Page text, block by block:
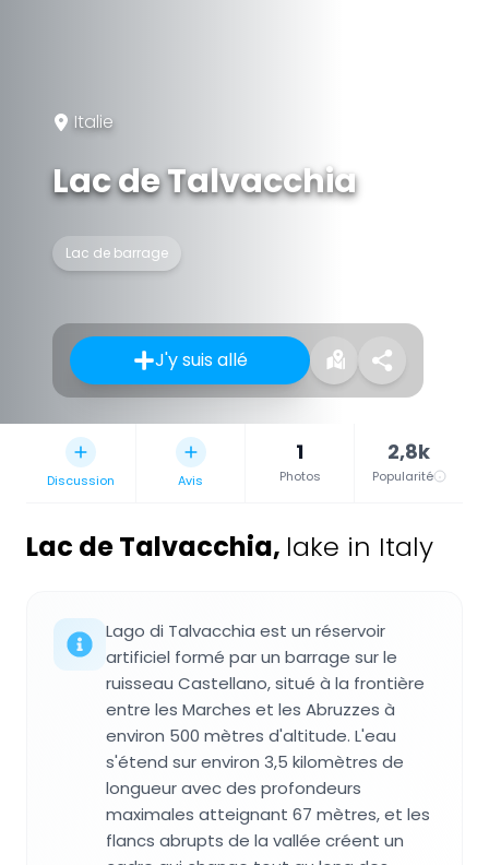
Italie
Lac de Talvacchia
Lac de barrage
J'y suis allé
Discussion Avis
1
Photos
2,8k
Popularité
Lac de Talvacchia, lake in Italy
Lago di Talvacchia est un réservoir
artificiel formé par un barrage sur le
ruisseau Castellano, situé à la frontière
entre les Marches et les Abruzzes à
environ 500 mètres d'altitude. L'eau
s'étend sur environ 3,5 kilomètres de
longueur avec des profondeurs
maximales atteignant 67 mètres, et les
flancs abrupts de la vallée créent un